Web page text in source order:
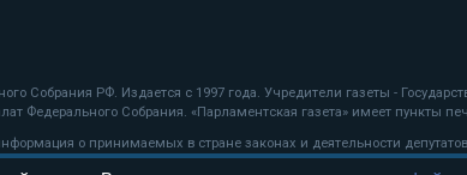
Собрания РФ. Издается с 1997 года. Учредители газеты -
Федерального Собрания. «Парламентская газета» имеет пункты
о принимаемых в стране законах и деятельности